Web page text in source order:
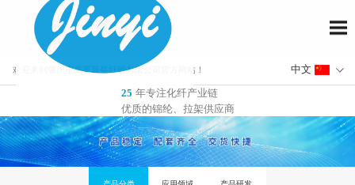
欢迎来到肇庆市高要晋益纤维有限公司官方网站！
25 年专注化纤产业链
优质的锦纶、拉架供应商